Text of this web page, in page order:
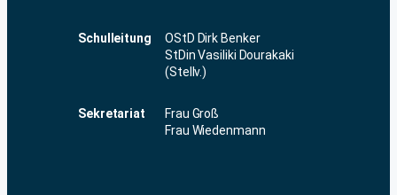
Schulleitung
OStD Dirk Benker
StDin Vasiliki Dourakaki
(Stellv.)
Sekretariat
Frau Groß
Frau Wiedenmann